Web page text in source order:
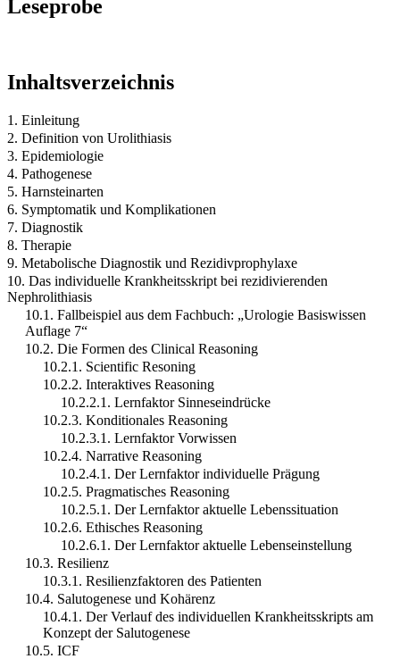
Leseprobe
Inhaltsverzeichnis
1. Einleitung
2. Definition von Urolithiasis
3. Epidemiologie
4. Pathogenese
5. Harnsteinarten
6. Symptomatik und Komplikationen
7. Diagnostik
8. Therapie
9. Metabolische Diagnostik und Rezidivprophylaxe
10. Das individuelle Krankheitsskript bei rezidivierenden
Nephrolithiasis
10.1. Fallbeispiel aus dem Fachbuch: „Urologie Basiswissen
Auflage 7“
10.2. Die Formen des Clinical Reasoning
10.2.1. Scientific Resoning
10.2.2. Interaktives Reasoning
10.2.2.1. Lernfaktor Sinneseindrücke
10.2.3. Konditionales Reasoning
10.2.3.1. Lernfaktor Vorwissen
10.2.4. Narrative Reasoning
10.2.4.1. Der Lernfaktor individuelle Prägung
10.2.5. Pragmatisches Reasoning
10.2.5.1. Der Lernfaktor aktuelle Lebenssituation
10.2.6. Ethisches Reasoning
10.2.6.1. Der Lernfaktor aktuelle Lebenseinstellung
10.3. Resilienz
10.3.1. Resilienzfaktoren des Patienten
10.4. Salutogenese und Kohärenz
10.4.1. Der Verlauf des individuellen Krankheitsskripts am
Konzept der Salutogenese
10.5. ICF